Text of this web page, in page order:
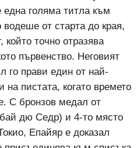
голяма титла към
от старта до края,
точно отразява
първенство. Неговият
го прави един от най-
на пистата, когато времето
С бронзов медал от
дю Седр) и 4-то място
Епайяр е доказал